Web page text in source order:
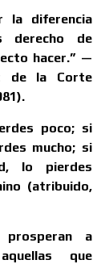
la diferencia
derecho de
hacer.” —
de la Corte
poco; si
mucho; si
lo pierdes
(atribuido,
prosperan a
que